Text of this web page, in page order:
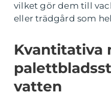
vilket gör dem till
eller trädgård som
Kvantitativa
vatten